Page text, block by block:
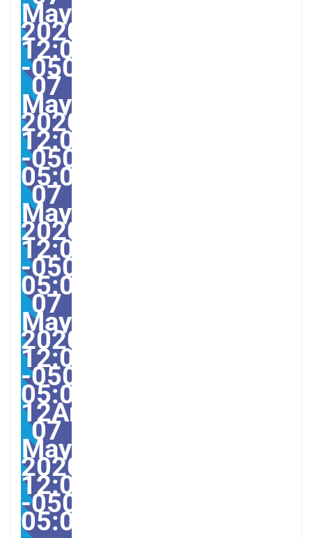
May
2020
12:00:47
-
07
May
2020
12:00:47
-0500-
05:00America/
07
May
2020
12:00:47
-0500-
05:004731#/31Thu,
07
May
2020
12:00:47
-0500-
05:00-
12America/
07
May
2020
12:00:47
-0500-
05:00America/